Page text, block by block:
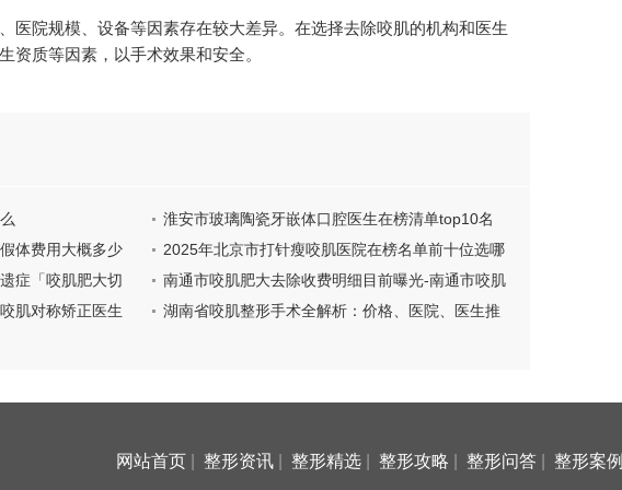
医院规模、设备等因素存在较大差异。在选择去除咬肌的机构和医生
资质等因素，以手术效果和安全。
淮安市玻璃陶瓷牙嵌体口腔医生在榜清单top10名
单大全-淮安市玻璃陶瓷牙嵌体医生医生技术点评
体费用大概多少
2025年北京市打针瘦咬肌医院在榜名单前十位选哪
家(北京叶美人医疗美容（北京唯专医疗美容）学历
高技术实力)
症「咬肌肥大切
南通市咬肌肥大去除收费明细目前曝光-南通市咬肌
肥大去除费用会不会太高
肌对称矫正医生
湖南省咬肌整形手术全解析：价格、医院、医生推
网站首页 整形资讯 整形精选 整形攻略 整形问答 整形案